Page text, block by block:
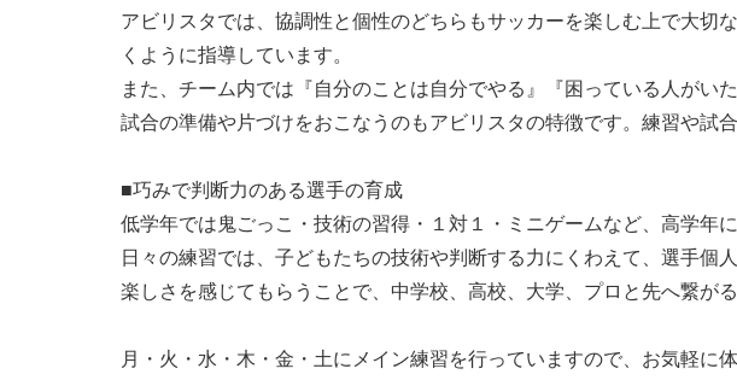
アビリスタでは、協調性と個性のどちらもサッカーを楽しむ上で大切
くように指導しています。
また、チーム内では『自分のことは自分でやる』『困っている人が
試合の準備や片づけをおこなうのもアビリスタの特徴です。練習や試
■巧みで判断力のある選手の育成
低学年では鬼ごっこ・技術の習得・１対１・ミニゲームなど、高学年
日々の練習では、子どもたちの技術や判断する力にくわえて、選手
楽しさを感じてもらうことで、中学校、高校、大学、プロと先へ繋が
月・火・水・木・金・土にメイン練習を行っていますので、お気軽に